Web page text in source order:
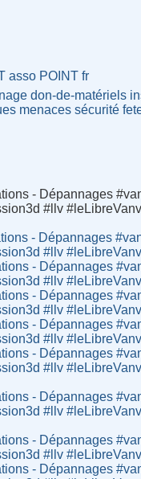
asso POINT fr
don-de-matériels
menaces sécurité
- Dépannages
#llv
- Dépannages
#llv
- Dépannages
#llv
- Dépannages
#llv
- Dépannages
#llv
- Dépannages
#llv
- Dépannages
#llv
- Dépannages
#llv
- Dépannages